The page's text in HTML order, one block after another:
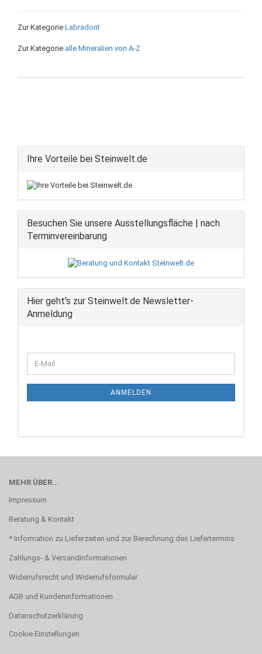
Zur Kategorie Labradorit
Zur Kategorie alle Mineralien von A-Z
Ihre Vorteile bei Steinwelt.de
Besuchen Sie unsere Ausstellungsfläche | nach
Terminvereinbarung
Hier geht's zur Steinwelt.de Newsletter-
Anmeldung
ZUR
NEWSLETTER-
E-
Mail
ANMELDEN
MEHR ÜBER...
Impressum
Beratung & Kontakt
* Information zu Lieferzeiten und zur Berechnung des Liefertermins
Zahlungs- & Versandinformationen
Widerrufsrecht und Widerrufsformular
AGB und Kundeninformationen
Datenschutzerklärung
Cookie Einstellungen